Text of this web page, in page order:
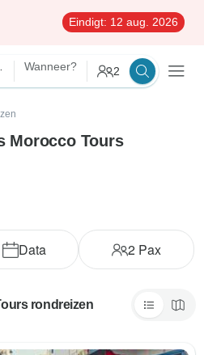
Eindigt: 12 aug. 2026
Wanneer? 2
Morocco Tours
Data 2 Pax
rondreizen